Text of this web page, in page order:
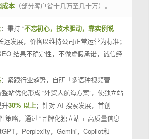
成本（部分客户省十几万至几十万）。
：秉持 “不忘初心，技术驱动，靠实例说
远发展，价格以维持公司正常运营为标准；
结果不确定性，不做虚假承诺，诚信经
：紧跟行业趋势，自研「多语种视频营
站优化形成 “外贸大航海方案”，使独立站
升30% 以上；针对 AI 搜索发展，首创
策略，通过 “品牌化独立站 + 高质量信息
，Perplexity，Gemini，Copilot和